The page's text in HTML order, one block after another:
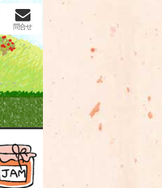
問合せ